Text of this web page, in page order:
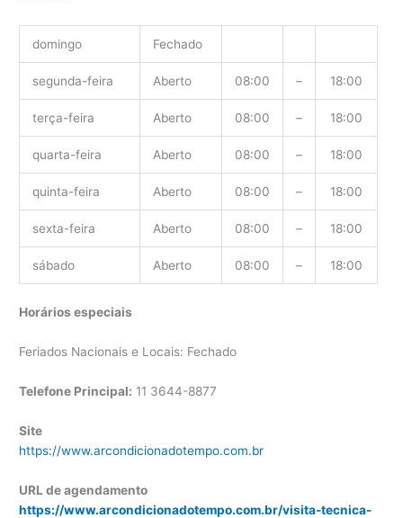
domingo Fechado
segunda-feira Aberto 08:00 – 18:00
terça-feira Aberto 08:00 – 18:00
quarta-feira Aberto 08:00 – 18:00
quinta-feira Aberto 08:00 – 18:00
sexta-feira Aberto 08:00 – 18:00
sábado Aberto 08:00 – 18:00
Horários especiais
Feriados Nacionais e Locais: Fechado
Telefone Principal: 11 3644-8877
Site
https://www.arcondicionadotempo.com.br
URL de agendamento
https://www.arcondicionadotempo.com.br/visita-tecnica-